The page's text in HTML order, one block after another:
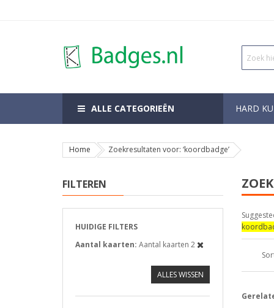
ALLE CATEGORIEËN HARD
Home Zoekresultaten voor: ‘koordbadge’
FILTEREN
HUIDIGE FILTERS
Aantal kaarten Aantal kaarten 2
ALLES WISSEN